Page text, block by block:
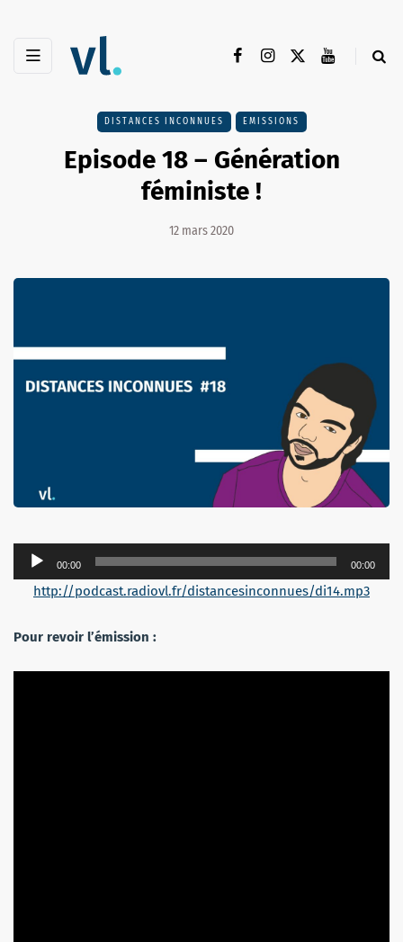
DISTANCES INCONNUES EMISSIONS
Episode 18 – Génération
féministe !
12 mars 2020
Lecteur
audio
00:00 00:00
http://podcast.radiovl.fr/distancesinconnues/di14.mp3
Pour revoir l’émission :